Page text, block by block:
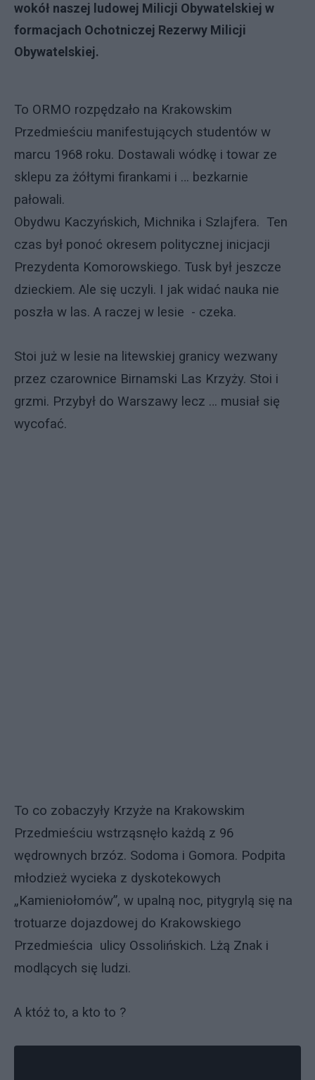
wokół naszej ludowej Milicji Obywatelskiej w
formacjach Ochotniczej Rezerwy Milicji
Obywatelskiej.
To ORMO rozpędzało na Krakowskim
Przedmieściu manifestujących studentów w
marcu 1968 roku. Dostawali wódkę i towar ze
sklepu za żółtymi firankami i … bezkarnie
pałowali.
Obydwu Kaczyńskich, Michnika i Szlajfera. Ten
czas był ponoć okresem politycznej inicjacji
Prezydenta Komorowskiego. Tusk był jeszcze
dzieckiem. Ale się uczyli. I jak widać nauka nie
poszła w las. A raczej w lesie - czeka.
Stoi już w lesie na litewskiej granicy wezwany
przez czarownice Birnamski Las Krzyży. Stoi i
grzmi. Przybył do Warszawy lecz … musiał się
wycofać.
To co zobaczyły Krzyże na Krakowskim
Przedmieściu wstrząsnęło każdą z 96
wędrownych brzóz. Sodoma i Gomora. Podpita
młodzież wycieka z dyskotekowych
„Kamieniołomów”, w upalną noc, pitygrylą się na
trotuarze dojazdowej do Krakowskiego
Przedmieścia ulicy Ossolińskich. Lżą Znak i
modlących się ludzi.
A któż to, a kto to ?